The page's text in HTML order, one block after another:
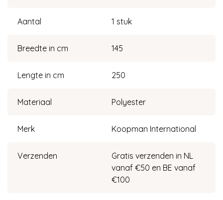
Aantal 1 stuk
Breedte in cm 145
Lengte in cm 250
Materiaal Polyester
Merk Koopman International
Verzenden
Gratis verzenden in NL
vanaf €50 en BE vanaf
€100